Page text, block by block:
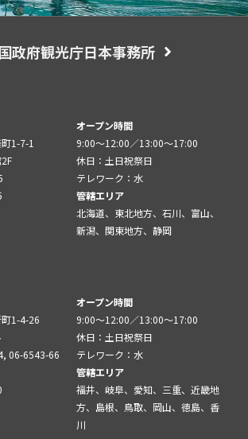
政府観光庁日本事務所
1-7-1
オープン時間
9:00～12:00／13:00～17:00
休日：土日祝祭日
テレワーク：水
管轄エリア
北海道、東北地方、石川、富山、
新潟、関東地方、静岡
1-4-26
06-6543-66
オープン時間
9:00～12:00／13:00～17:00
休日：土日祝祭日
テレワーク：水
管轄エリア
福井、岐阜、愛知、三重、近畿地
方、島根、鳥取、岡山、徳島、香
川